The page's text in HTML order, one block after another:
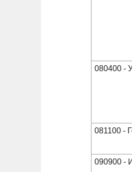
080400 -
081100 -
090900 -